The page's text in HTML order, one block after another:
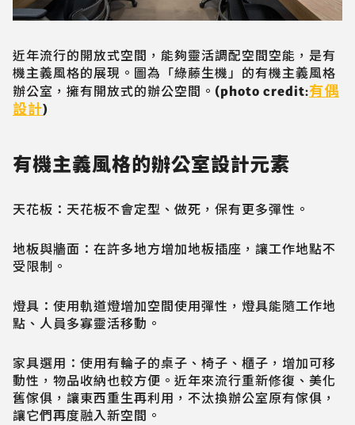
近年流行的開放式空間，能夠靈活調配空間空能，是有
機主義風格的展現。圖為「綠藤生機」的有機主義風格
辦公室，擁有開放式的辦公空間。(photo credit:有偶
設計)
有機主義風格的辦公室設計元素
天花板：天花板不會定型、做死，保有更多彈性。
地板與牆面：在許多地方增加地板插座，讓工作地點不
受限制。
燈具：使用軌道燈增加空間使用彈性，燈具能隨工作地
點、人員多寡靈活移動。
家具選用：使用有輪子的桌子、椅子、櫃子，增加可移
動性，物品收納也較方便。近年來流行重新修復、美化
舊傢俱，讓東西重生再利用，不汰換辦公室原有傢俱，
讓它們再度融入新空間。